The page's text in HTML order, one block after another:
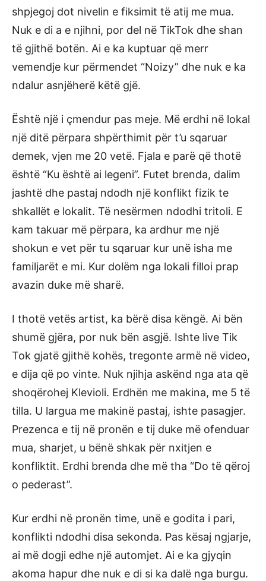
shpjegoj dot nivelin e fiksimit të atij me mua.
Nuk e di a e njihni, por del në TikTok dhe shan
të gjithë botën. Ai e ka kuptuar që merr
vemendje kur përmendet “Noizy” dhe nuk e ka
ndalur asnjëherë këtë gjë.
Është një i çmendur pas meje. Më erdhi në lokal
një ditë përpara shpërthimit për t’u sqaruar
demek, vjen me 20 vetë. Fjala e parë që thotë
është “Ku është ai legeni”. Futet brenda, dalim
jashtë dhe pastaj ndodh një konflikt fizik te
shkallët e lokalit. Të nesërmen ndodhi tritoli. E
kam takuar më përpara, ka ardhur me një
shokun e vet për tu sqaruar kur unë isha me
familjarët e mi. Kur dolëm nga lokali filloi prap
avazin duke më sharë.
I thotë vetës artist, ka bërë disa këngë. Ai bën
shumë gjëra, por nuk bën asgjë. Ishte live Tik
Tok gjatë gjithë kohës, tregonte armë në video,
e dija që po vinte. Nuk njihja askënd nga ata që
shoqërohej Klevioli. Erdhën me makina, me 5 të
tilla. U largua me makinë pastaj, ishte pasagjer.
Prezenca e tij në pronën e tij duke më ofenduar
mua, sharjet, u bënë shkak për nxitjen e
konfliktit. Erdhi brenda dhe më tha “Do të qëroj
o pederast”.
Kur erdhi në pronën time, unë e godita i pari,
konflikti ndodhi disa sekonda. Pas kësaj ngjarje,
ai më dogji edhe një automjet. Ai e ka gjyqin
akoma hapur dhe nuk e di si ka dalë nga burgu.